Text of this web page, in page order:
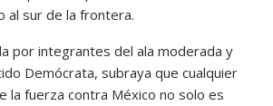
al sur de la frontera.
por integrantes del ala moderada y
Demócrata, subraya que cualquier
la fuerza contra México no solo es